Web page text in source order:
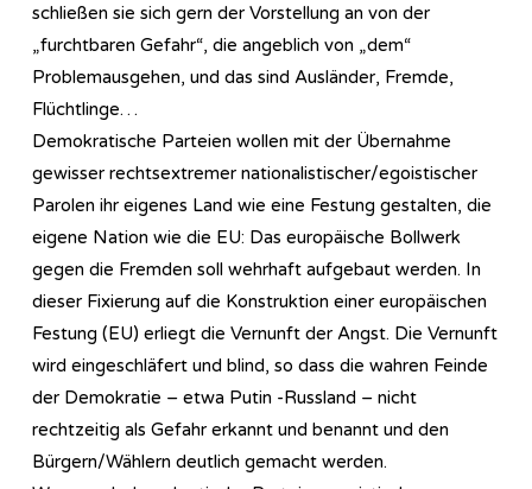
schließen sie sich gern der Vorstellung an von der
„furchtbaren Gefahr“, die angeblich von „dem“
Problemausgehen, und das sind Ausländer, Fremde,
Flüchtlinge…
Demokratische Parteien wollen mit der Übernahme
gewisser rechtsextremer nationalistischer/egoistischer
Parolen ihr eigenes Land wie eine Festung gestalten, die
eigene Nation wie die EU: Das europäische Bollwerk
gegen die Fremden soll wehrhaft aufgebaut werden. In
dieser Fixierung auf die Konstruktion einer europäischen
Festung (EU) erliegt die Vernunft der Angst. Die Vernunft
wird eingeschläfert und blind, so dass die wahren Feinde
der Demokratie – etwa Putin -Russland – nicht
rechtzeitig als Gefahr erkannt und benannt und den
Bürgern/Wählern deutlich gemacht werden.